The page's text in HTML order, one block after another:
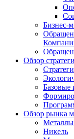
Бизнес-
Обзор
Базовые
Обзор рынка
Металлы
Никель